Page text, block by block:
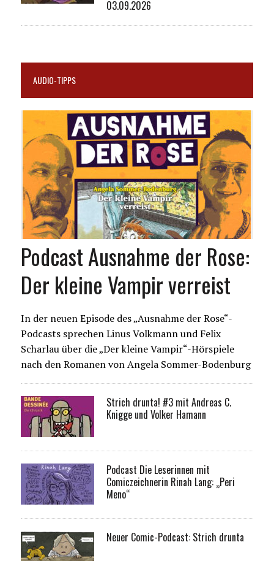
03.09.2026
AUDIO-TIPPS
Podcast Ausnahme der Rose:
Der kleine Vampir verreist
In der neuen Episode des „Ausnahme der Rose“-
Podcasts sprechen Linus Volkmann und Felix
Scharlau über die „Der kleine Vampir“-Hörspiele
nach den Romanen von Angela Sommer-Bodenburg
Strich drunta! #3 mit Andreas C.
Knigge und Volker Hamann
Podcast Die Leserinnen mit
Comiczeichnerin Rinah Lang: „Peri
Meno“
Neuer Comic-Podcast: Strich drunta